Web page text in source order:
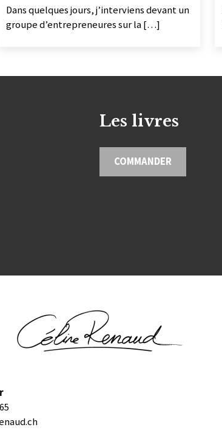
Dans quelques jours, j’interviens devant un
groupe d’entrepreneures sur la […]
Les livres
COMMANDER